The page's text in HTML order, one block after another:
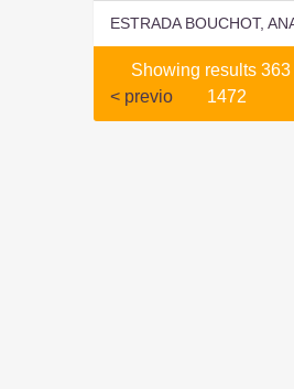
ESTRADA BOUCHOT,
Showing results 363
1472
< previo